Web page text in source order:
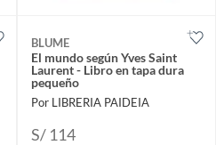
BLUME
El mundo según Yves Saint
Laurent - Libro en tapa dura
pequeño
Por LIBRERIA PAIDEIA
S/ 114